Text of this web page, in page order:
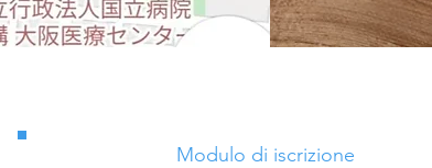
Modulo di iscrizione